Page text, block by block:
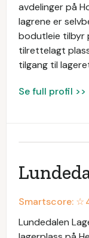
avdelinger på
lagrene er
bodutleie tilbyr
tilrettelagt
tilgang til
Se full profil >>
Smartscore: ☆
Lundedalen